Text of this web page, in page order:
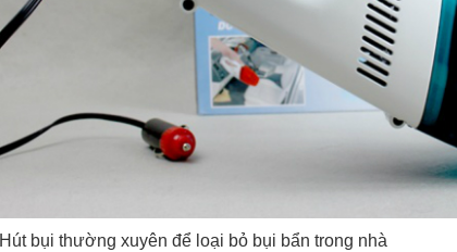
Hút bụi thường xuyên để loại bỏ bụi bẩn trong nhà